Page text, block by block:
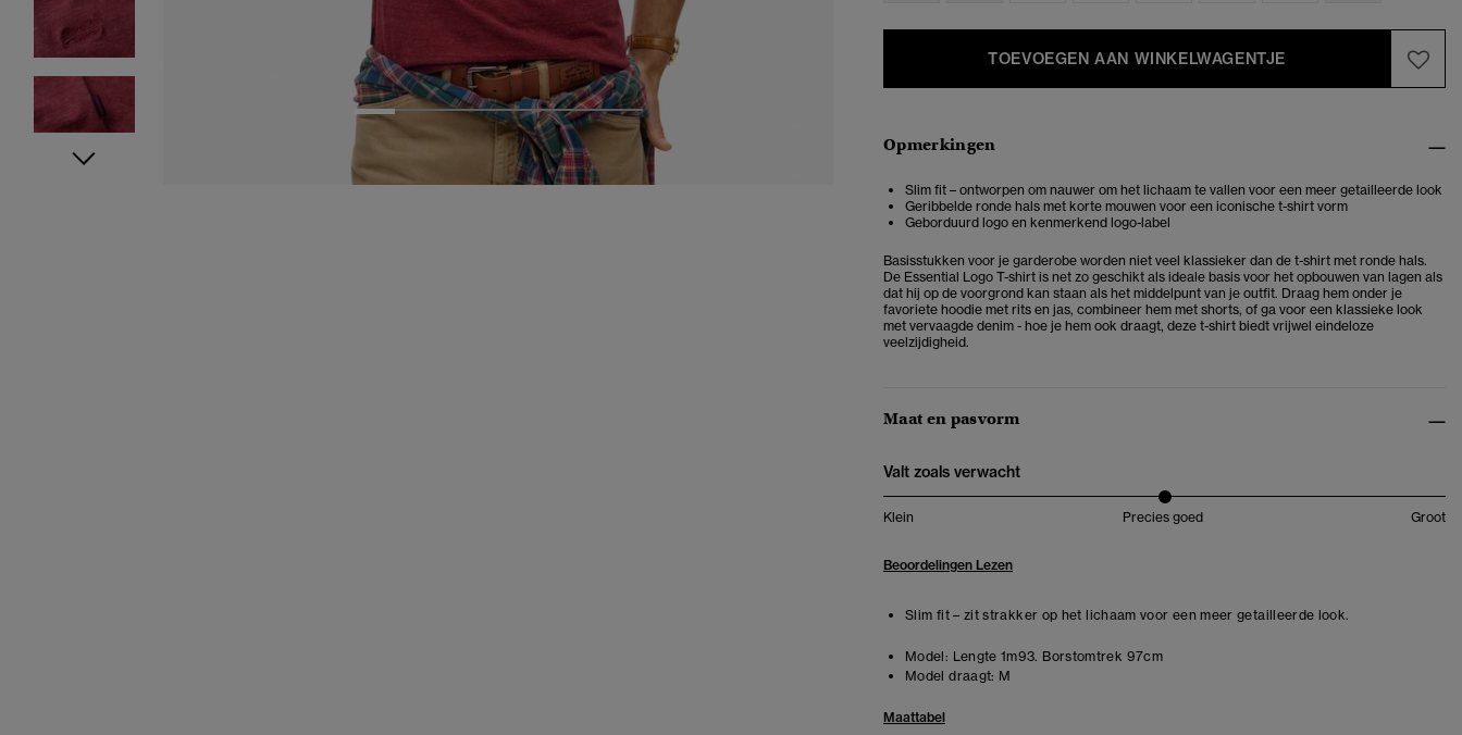
1 4 5 6 7
TOEVOEGEN AAN WINKELWAGENTJE
Opmerkingen
Slim fit – ontworpen om nauwer om het lichaam te vallen voor een meer getailleerde look
Geribbelde ronde hals met korte mouwen voor een iconische t-shirt vorm
Geborduurd logo en kenmerkend logo-label
Basisstukken voor je garderobe worden niet veel klassieker dan de t-shirt met ronde hals.
De Essential Logo T-shirt is net zo geschikt als ideale basis voor het opbouwen van lagen als
dat hij op de voorgrond kan staan als het middelpunt van je outfit. Draag hem onder je
favoriete hoodie met rits en jas, combineer hem met shorts, of ga voor een klassieke look
met vervaagde denim - hoe je hem ook draagt, deze t-shirt biedt vrijwel eindeloze
veelzijdigheid.
Maat en pasvorm
Valt zoals verwacht
Klein Precies goed Groot
Beoordelingen Lezen
Slim fit – zit strakker op het lichaam voor een meer getailleerde look.
Model: Lengte 1m93. Borstomtrek 97cm
Model draagt: M
Maattabel